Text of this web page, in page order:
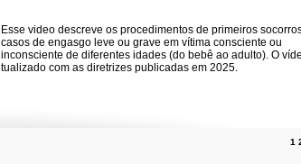
Esse video descreve os procedimentos de primeiros
casos de engasgo leve ou grave em vítima consciente ou
inconsciente de diferentes idades (do bebê ao adulto). O
tualizado com as diretrizes publicadas em 2025.
1